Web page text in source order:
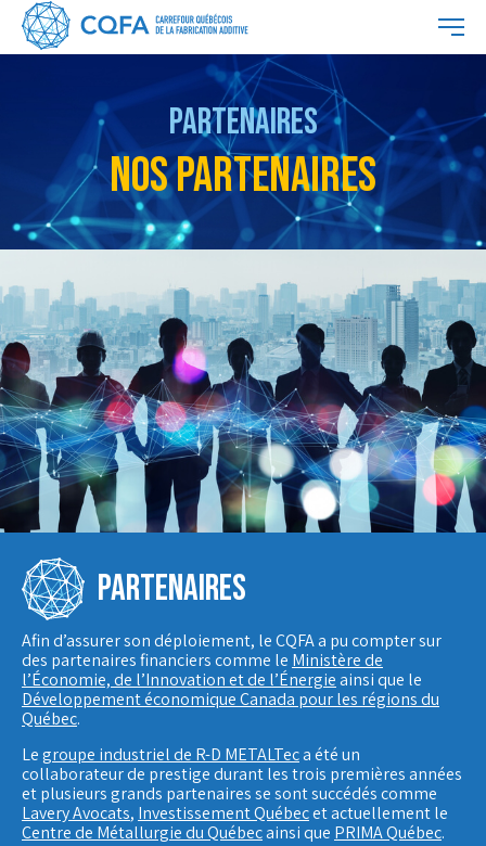
NOS PARTENAIRES
PARTENAIRES
PARTENAIRES
Afin d’assurer son déploiement, le CQFA a pu compter sur
des partenaires financiers comme le Ministère de
l’Économie, de l’Innovation et de l’Énergieainsi que le
Développement économique Canada pour les régions du
Québec.
Legroupe industriel de R-D METALTeca été un
collaborateur de prestige durant les trois premières années
et plusieurs grands partenaires se sont succédés comme
Lavery Avocats, Investissement Québecet actuellement le
Centre de Métallurgie du Québecainsi que PRIMA Québec.